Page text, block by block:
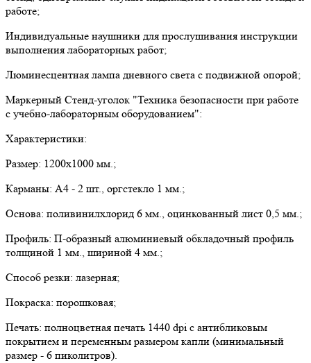
работе;
Индивидуальные наушники для прослушивания инструкции
выполнения лабораторных работ;
Люминесцентная лампа дневного света с подвижной опорой;
Маркерный Стенд-уголок "Техника безопасности при работе
с учебно-лабораторным оборудованием":
Характеристики:
Размер: 1200х1000 мм.;
Карманы: А4 - 2 шт., оргстекло 1 мм.;
Основа: поливинилхлорид 6 мм., оцинкованный лист 0,5 мм.;
Профиль: П-образный алюминиевый обкладочный профиль
толщиной 1 мм., шириной 4 мм.;
Способ резки: лазерная;
Покраска: порошковая;
Печать: полноцветная печать 1440 dpi с антибликовым
покрытием и переменным размером капли (минимальный
размер - 6 пиколитров).